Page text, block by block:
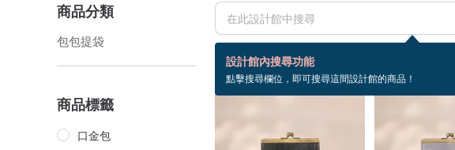
商品分類
包包提袋
商品標籤
口金包
設計館內搜尋功能
點擊搜尋欄位，即可搜尋這間設計館的商品！
75 個商品